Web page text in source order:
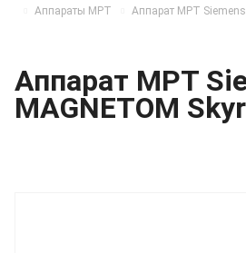
Аппараты МРТ Аппарат МРТ Siemens
Аппарат МРТ
MAGNETOM